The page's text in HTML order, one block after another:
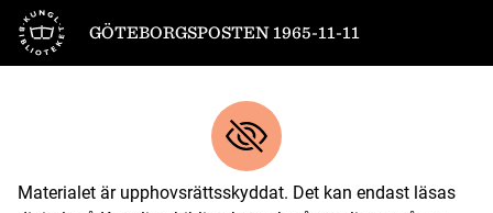
Till startsidan
GÖTEBORGSPOSTEN 1965-11-11
Materialet är upphovsrättsskyddat. Det kan endast läsas